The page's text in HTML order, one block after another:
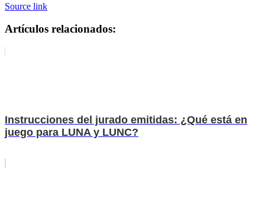
Source link
Artículos relacionados:
Instrucciones del jurado emitidas: ¿Qué está en
juego para LUNA y LUNC?